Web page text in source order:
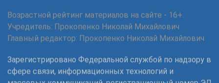
Возрастной рейтинг материалов на сайте - 16+.
Учредитель: Прокопенко Николай Михайлович
Главный редактор: Прокопенко Николай Михайлович
Зарегистрировано Федеральной службой по надзору в
сфере связи, информационных технологий и